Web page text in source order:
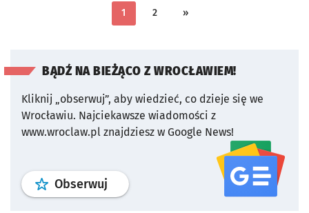
1 2 »
BĄDŹ NA BIEŻĄCO Z WROCŁAWIEM!
Kliknij „obserwuj”, aby wiedzieć, co dzieje się we
Wrocławiu. Najciekawsze wiadomości z
www.wroclaw.pl znajdziesz w Google News!
Obserwuj profil serwisu